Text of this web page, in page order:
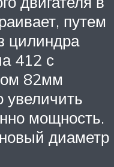
путем
цилиндра
412 с
82мм
увеличить
мощность.
диаметр